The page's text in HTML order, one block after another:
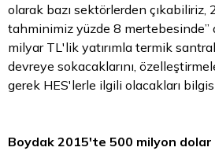
olarak bazı sektörlerden çıkabiliriz,
tahminimiz yüzde 8 mertebesinde”
milyar TL'lik yatırımla termik
devreye sokacaklarını,
gerek HES'lerle ilgili olacakları
Boydak 2015'te 500 milyon dolar